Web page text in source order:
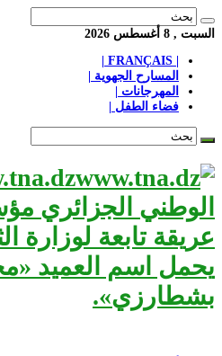
السبت , 8 أغسطس 2026
المسارح الجهوية |
المهرجانات |
فضاء الطفل |
الوطني الجزائري
عريقة تابعة لوزارة
يحمل اسم العميد
بشطارزي».